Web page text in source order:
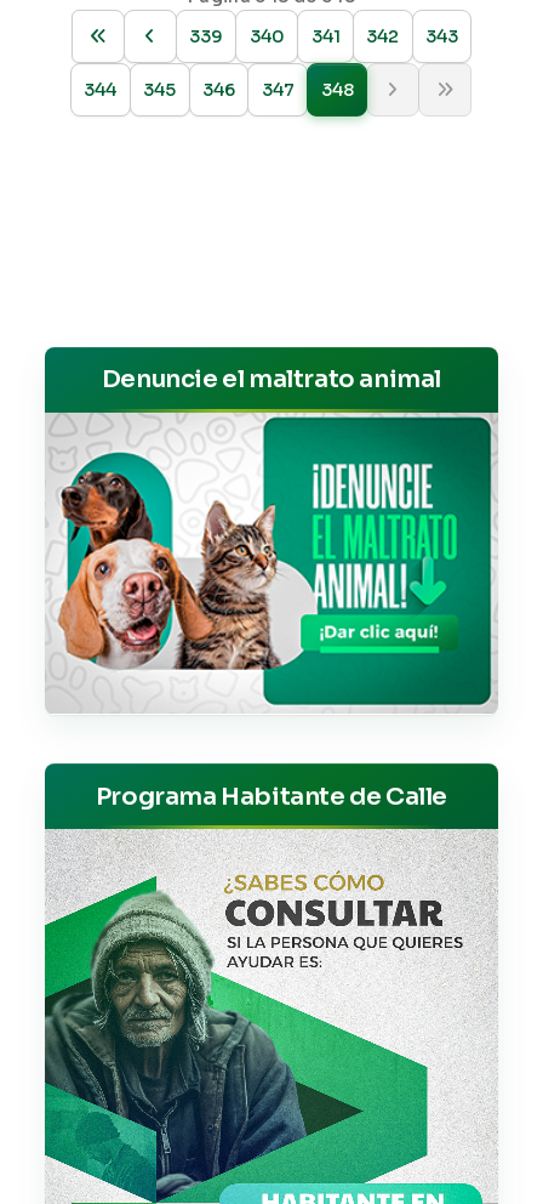
339
340 341 342 343
344 345 346 347 348
Denuncie el maltrato animal
Programa Habitante de Calle